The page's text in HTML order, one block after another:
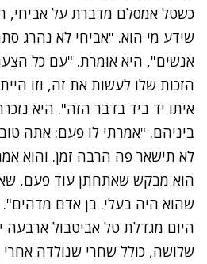
כשטל אמסלם מדברת על אביחי,
שידע מי הוא. "אביחי לא נהרג
אנשים", היא אומרת. "עם כל
הזכות שלו לעשות את זה, וזו
איתו יד ביד בדבר הזה". היא
ביניהם. "אמרתי לו פעם: אתה
לא תישאר פה הרבה זמן. והוא
הוא מבקש שאתחתן עוד פעם,
שהוא היה בעלי. בן אדם מדהים".
היום מגדלת טל אביטבול ארבעה
שלושה, כולל שחרי שנולדה